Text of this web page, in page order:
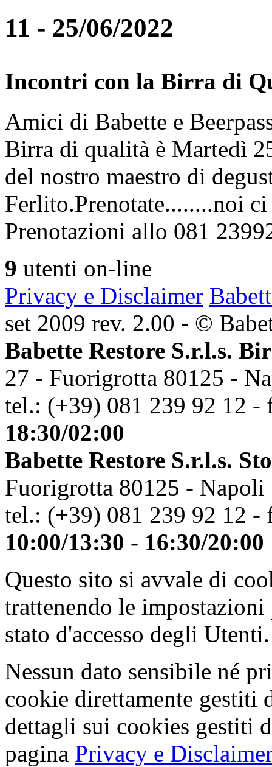
11 - 25/06/2022
Incontri con la Birra di
Amici di Babette e
Birra di qualità è Martedì
del nostro maestro di
Ferlito.Prenotate........noi
Prenotazioni allo 081
9 utenti on-line
Privacy e Disclaimer
set 2009 rev. 2.00 - ©
Babette Restore S.r.l.s.
27 - Fuorigrotta 80125 -
tel.: (+39) 081 239 92 12 -
18:30/02:00
Babette Restore S.r.l.s.
Fuorigrotta 80125 - Napoli
tel.: (+39) 081 239 92 12 -
10:00/13:30 - 16:30/20:00
Questo sito si avvale di
trattenendo le
stato d'accesso degli Utenti.
Nessun dato sensibile né
cookie direttamente gestiti
dettagli sui cookies gestiti
pagina Privacy e Disclaimer